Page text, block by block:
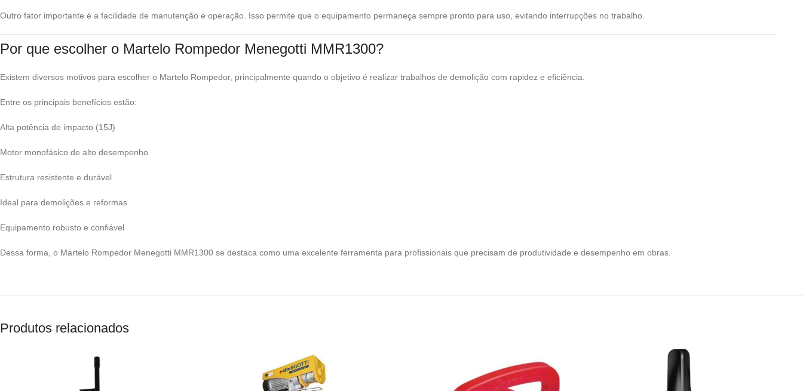
Outro fator importante é a facilidade de manutenção e operação. Isso permite que o equipamento permaneça sempre pronto para uso, evitando interrupções no trabalho.
Por que escolher o Martelo Rompedor Menegotti MMR1300?
Existem diversos motivos para escolher o Martelo Rompedor, principalmente quando o objetivo é realizar trabalhos de demolição com rapidez e eficiência.
Entre os principais benefícios estão:
Alta potência de impacto (15J)
Motor monofásico de alto desempenho
Estrutura resistente e durável
Ideal para demolições e reformas
Equipamento robusto e confiável
Dessa forma, o Martelo Rompedor Menegotti MMR1300 se destaca como uma excelente ferramenta para profissionais que precisam de produtividade e desempenho em obras.
Produtos relacionados